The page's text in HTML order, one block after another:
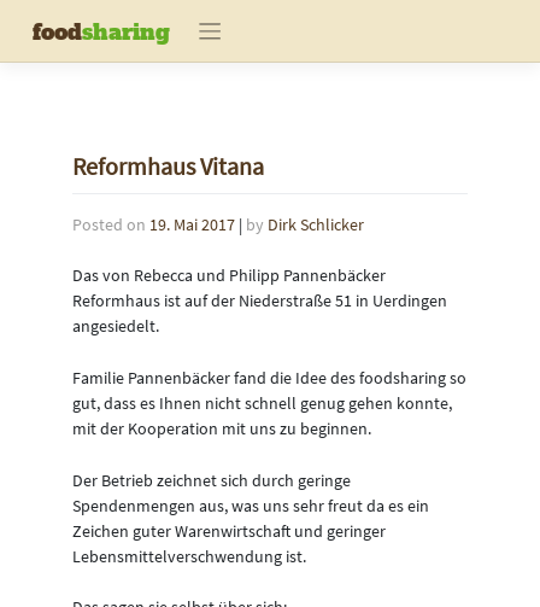
content
foodsharing
Reformhaus Vitana
Posted on 19. Mai 2017 | by Dirk Schlicker
Das von Rebecca und Philipp Pannenbäcker
Reformhaus ist auf der Niederstraße 51 in Uerdingen
angesiedelt.
Familie Pannenbäcker fand die Idee des foodsharing so
gut, dass es Ihnen nicht schnell genug gehen konnte,
mit der Kooperation mit uns zu beginnen.
Der Betrieb zeichnet sich durch geringe
Spendenmengen aus, was uns sehr freut da es ein
Zeichen guter Warenwirtschaft und geringer
Lebensmittelverschwendung ist.